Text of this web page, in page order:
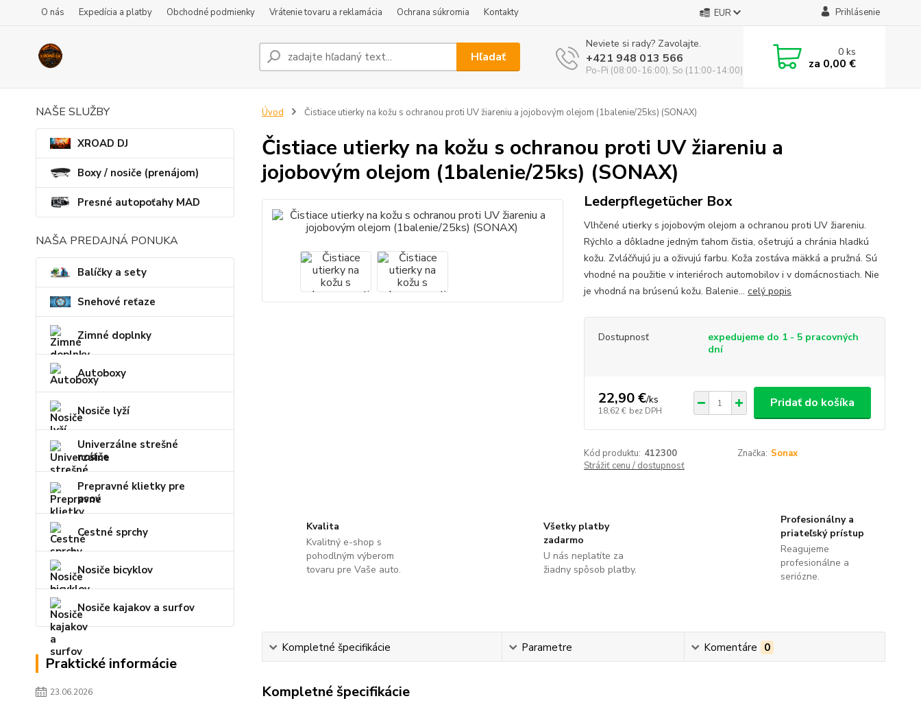
O nás Expedícia a platby Obchodné podmienky Vrátenie tovaru a reklamácia Ochrana súkromia Kontakty EUR Prihlásenie
Hľadať
Neviete si rady? Zavolajte.
+421 948 013 566
Po-Pi (08:00-16:00), So (11:00-14:00)
0ks
za 0,00 €
NAŠE SLUŽBY
XROAD DJ
Boxy / nosiče (prenájom)
Presné autopoťahy MAD
NAŠA PREDAJNÁ PONUKA
Balíčky a sety
Snehové reťaze
Zimné doplnky
Autoboxy
Nosiče lyží
Univerzálne strešné
nosiče
Prepravné klietky pre
psov
Cestné sprchy
Nosiče bicyklov
Nosiče kajakov a surfov
Praktické informácie
23.06.2026
Úvod Čistiace utierky na kožu s ochranou proti UV žiareniu a jojobovým olejom (1balenie/25ks) (SONAX)
Čistiace utierky na kožu s ochranou proti UV žiareniu a
jojobovým olejom (1balenie/25ks) (SONAX)
Lederpflegetücher Box
Vlhčené utierky s jojobovým olejom a ochranou proti UV žiareniu.
Rýchlo a dôkladne jedným ťahom čistia, ošetrujú a chránia hladkú
kožu. Zvláčňujú ju a oživujú farbu. Koža zostáva mäkká a pružná. Sú
vhodné na použitie v interiéroch automobilov i v domácnostiach. Nie
je vhodná na brúsenú kožu. Balenie... celý popis
Dostupnosť
expedujeme do 1 - 5 pracovných
dní
22,90 €/ks
18,62 € bez DPH
Pridať do košíka
Kód produktu: 412300 Značka: Sonax
Strážiť cenu / dostupnosť
Kvalita
Kvalitný e-shop s
pohodlným výberom
tovaru pre Vaše auto.
Všetky platby
zadarmo
U nás neplatíte za
žiadny spôsob platby.
Profesionálny a
priateľský prístup
Reagujeme
profesionálne a
seriózne.
Kompletné špecifikácie Parametre Komentáre 0
Kompletné špecifikácie